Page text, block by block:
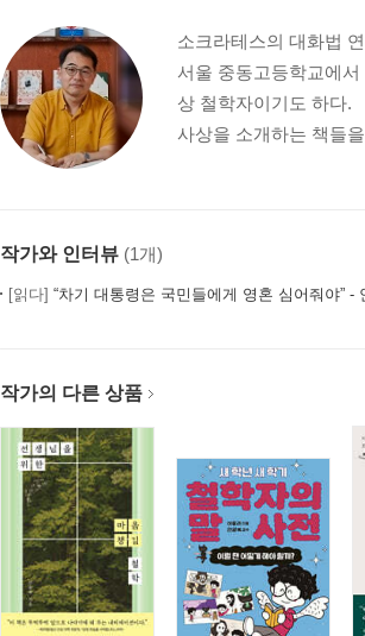
소크라테스의 대화법
서울 중동고등학교에
상 철학자이기도 하다.
사상을 소개하는 책들
작가와 인터뷰 (1개)
[읽다] “차기 대통령은 국민들에게 영혼 심어줘야” - 안광
작가의 다른 상품